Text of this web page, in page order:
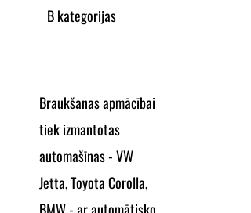
B kategorijas
Braukšanas apmācībai
tiek izmantotas
automašīnas - VW
Jetta, Toyota Corolla,